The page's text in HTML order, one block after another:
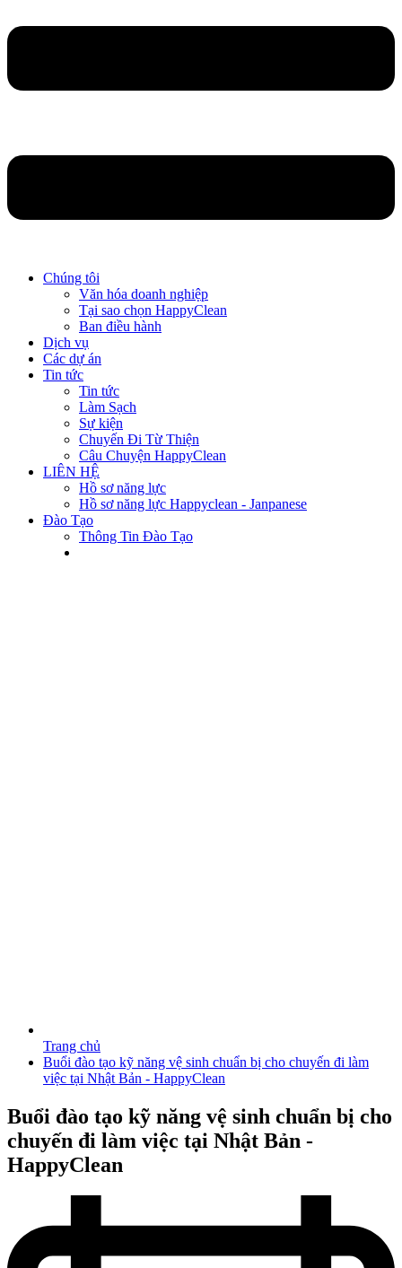
Chúng tôi
Văn hóa doanh nghiệp
Tại sao chọn HappyClean
Ban điều hành
Dịch vụ
Các dự án
Tin tức
Tin tức
Làm Sạch
Sự kiện
Chuyến Đi Từ Thiện
Câu Chuyện HappyClean
LIÊN HỆ
Hồ sơ năng lực
Hồ sơ năng lực Happyclean - Janpanese
Đào Tạo
Thông Tin Đào Tạo
Trang chủ
Buổi đào tạo kỹ năng vệ sinh chuẩn bị cho chuyến đi làm
việc tại Nhật Bản - HappyClean
Buổi đào tạo kỹ năng vệ sinh chuẩn bị cho
chuyến đi làm việc tại Nhật Bản -
HappyClean